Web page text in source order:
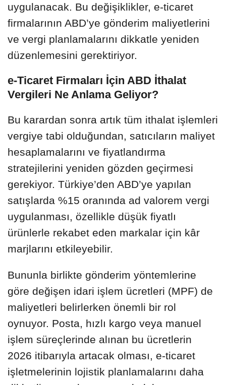
uygulanacak. Bu değişiklikler, e-ticaret
firmalarının ABD’ye gönderim maliyetlerini
ve vergi planlamalarını dikkatle yeniden
düzenlemesini gerektiriyor.
e-Ticaret Firmaları İçin ABD İthalat
Vergileri Ne Anlama Geliyor?
Bu karardan sonra artık tüm ithalat işlemleri
vergiye tabi olduğundan, satıcıların maliyet
hesaplamalarını ve fiyatlandırma
stratejilerini yeniden gözden geçirmesi
gerekiyor. Türkiye’den ABD’ye yapılan
satışlarda %15 oranında ad valorem vergi
uygulanması, özellikle düşük fiyatlı
ürünlerle rekabet eden markalar için kâr
marjlarını etkileyebilir.
Bununla birlikte gönderim yöntemlerine
göre değişen idari işlem ücretleri (MPF) de
maliyetleri belirlerken önemli bir rol
oynuyor. Posta, hızlı kargo veya manuel
işlem süreçlerinde alınan bu ücretlerin
2026 itibarıyla artacak olması, e-ticaret
işletmelerinin lojistik planlamalarını daha